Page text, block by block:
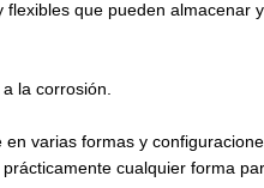
que pueden almacenar
la corrosión.
varias formas y
cualquier forma